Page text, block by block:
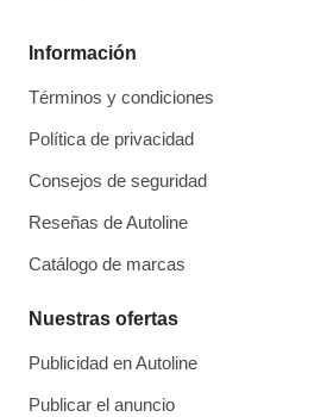
Información
Términos y condiciones
Política de privacidad
Consejos de seguridad
Reseñas de Autoline
Catálogo de marcas
Nuestras ofertas
Publicidad en Autoline
Publicar el anuncio